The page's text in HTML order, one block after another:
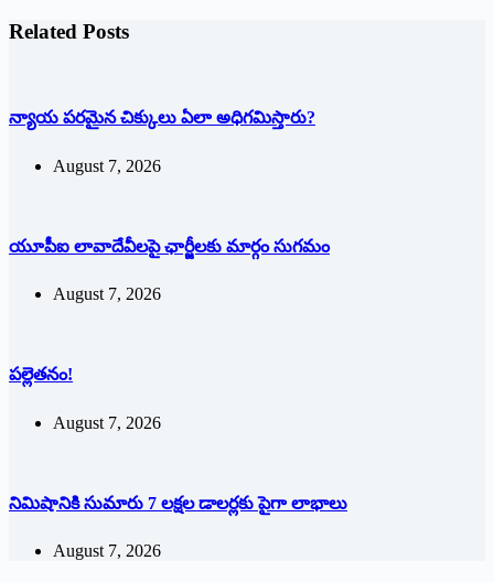
Related Posts
న్యాయ పరమైన చిక్కులు ఏలా అధిగమిస్తారు?
August 7, 2026
యూపీఐ లావాదేవీలపై ఛార్జీలకు మార్గం సుగమం
August 7, 2026
పల్లెతనం!
August 7, 2026
నిమిషానికి సుమారు 7 లక్షల డాలర్లకు పైగా లాభాలు
August 7, 2026